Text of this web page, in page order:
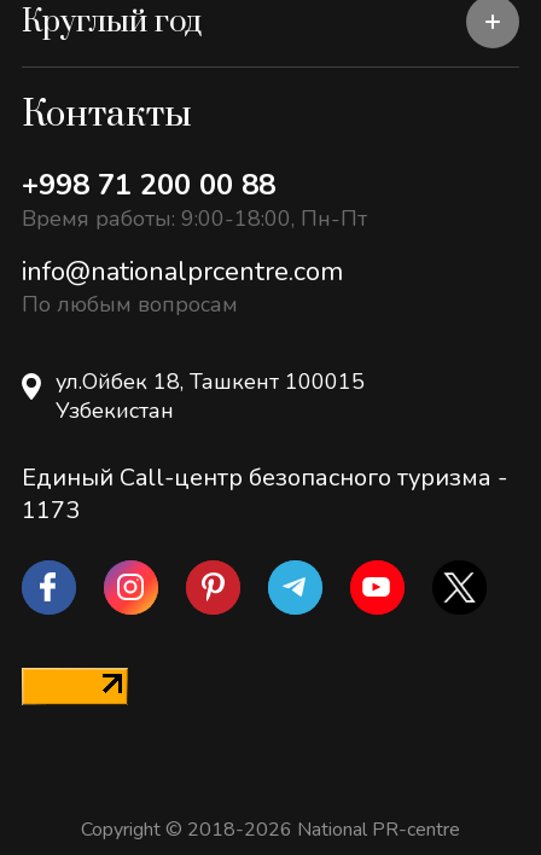
Круглый год
Контакты
+998 71 200 00 88
Время работы: 9:00-18:00, Пн-Пт
info@nationalprcentre.com
По любым вопросам
ул.Ойбек 18, Ташкент 100015
Узбекистан
Единый Call-центр безопасного туризма -
1173
Copyright © 2018-2026 National PR-centre